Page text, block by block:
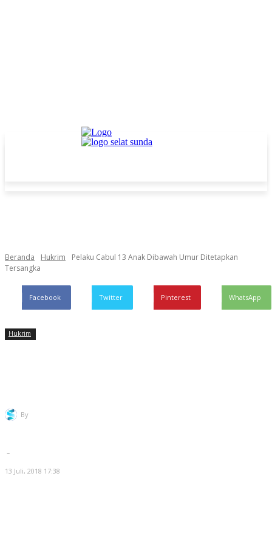
Beranda Hukrim
Pelaku Cabul 13 Anak Dibawah Umur Ditetapkan
Tersangka
Facebook Twitter Pinterest WhatsApp
Hukrim
By
-
13 Juli, 2018 17:38